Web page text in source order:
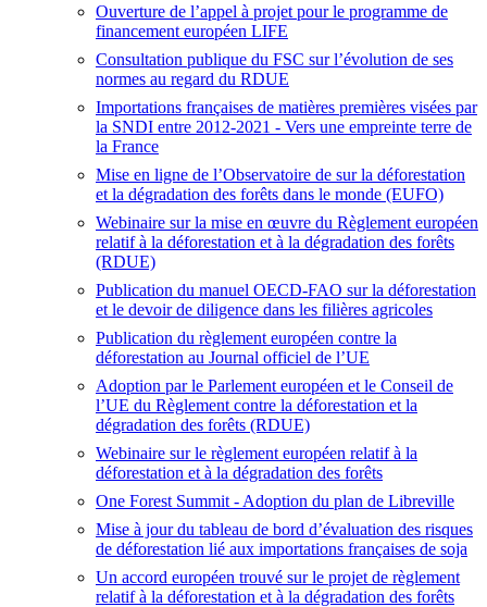
Ouverture de l’appel à projet pour le programme de
financement européen LIFE
Consultation publique du FSC sur l’évolution de ses
normes au regard du RDUE
Importations françaises de matières premières visées par
la SNDI entre 2012-2021 - Vers une empreinte terre de
la France
Mise en ligne de l’Observatoire de sur la déforestation
et la dégradation des forêts dans le monde (EUFO)
Webinaire sur la mise en œuvre du Règlement européen
relatif à la déforestation et à la dégradation des forêts
(RDUE)
Publication du manuel OECD-FAO sur la déforestation
et le devoir de diligence dans les filières agricoles
Publication du règlement européen contre la
déforestation au Journal officiel de l’UE
Adoption par le Parlement européen et le Conseil de
l’UE du Règlement contre la déforestation et la
dégradation des forêts (RDUE)
Webinaire sur le règlement européen relatif à la
déforestation et à la dégradation des forêts
One Forest Summit - Adoption du plan de Libreville
Mise à jour du tableau de bord d’évaluation des risques
de déforestation lié aux importations françaises de soja
Un accord européen trouvé sur le projet de règlement
relatif à la déforestation et à la dégradation des forêts